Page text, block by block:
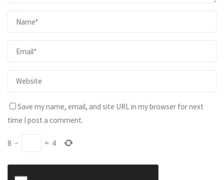
Save my name, email, and site URL in my browser for next
time I post a comment.
8 − = 4